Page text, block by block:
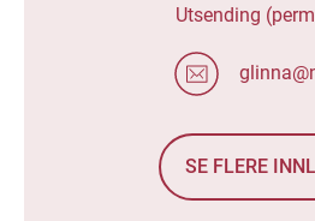
Utsending
SE FLERE